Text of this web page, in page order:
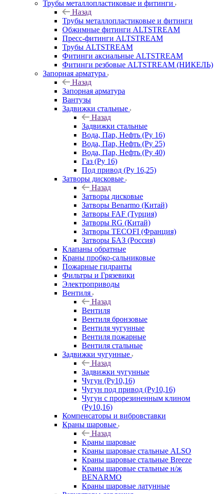
Трубы металлопластиковые и фитинги
Назад
Трубы металлопластиковые и фитинги
Обжимные фитинги ALTSTREAM
Пресс-фитинги ALTSTREAM
Трубы ALTSTREAM
Фитинги аксиальные ALTSTREAM
Фитинги резбовые ALTSTREAM (НИКЕЛЬ)
Запорная арматура
Назад
Запорная арматура
Вантузы
Задвижки стальные
Назад
Задвижки стальные
Вода, Пар, Нефть (Ру 16)
Вода, Пар, Нефть (Ру 25)
Вода, Пар, Нефть (Ру 40)
Газ (Ру 16)
Под привод (Ру 16,25)
Затворы дисковые
Назад
Затворы дисковые
Затворы Benarmo (Китай)
Затворы FAF (Турция)
Затворы RG (Китай)
Затворы TECOFI (Франция)
Затворы БАЗ (Россия)
Клапаны обратные
Краны пробко-сальниковые
Пожарные гидранты
Фильтры и Грязевики
Электроприводы
Вентиля
Назад
Вентиля
Вентиля бронзовые
Вентиля чугунные
Вентиля пожарные
Вентиля стальные
Задвижки чугунные
Назад
Задвижки чугунные
Чугун (Ру10,16)
Чугун под привод (Ру10,16)
Чугун с прорезиненным клином
(Ру10,16)
Компенсаторы и вибровставки
Краны шаровые
Назад
Краны шаровые
Краны шаровые стальные ALSO
Краны шаровые стальные Breeze
Краны шаровые стальные н/ж
BENARMO
Краны шаровые латунные